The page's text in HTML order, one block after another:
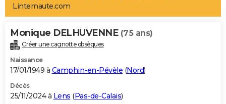
Art de vivre
Bien-être
Loisirs
Mode
Modes de vie
Alimentation
Guide de la santé
Maladies
Médicaments
Sommeil
VOYAGE
Destinations
City break
Voyage nature
Voyage de noces
Forum
Climat
+PHOTO
GUIDES D'ACHAT
BONS PLANS
Linternaute.com
Monique DELHUVENNE (75 ans)
Créer une cagnotte obsèques
Naissance
17/01/1949 à Camphin-en-Pévèle (Nord)
Décès
25/11/2024 à Lens (Pas-de-Calais)